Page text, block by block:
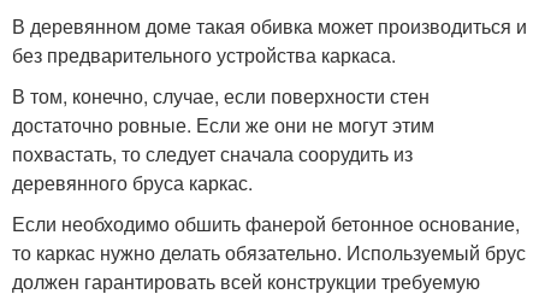
В деревянном доме такая обивка может производиться и
без предварительного устройства каркаса.
В том, конечно, случае, если поверхности стен
достаточно ровные. Если же они не могут этим
похвастать, то следует сначала соорудить из
деревянного бруса каркас.
Если необходимо обшить фанерой бетонное основание,
то каркас нужно делать обязательно. Используемый брус
должен гарантировать всей конструкции требуемую